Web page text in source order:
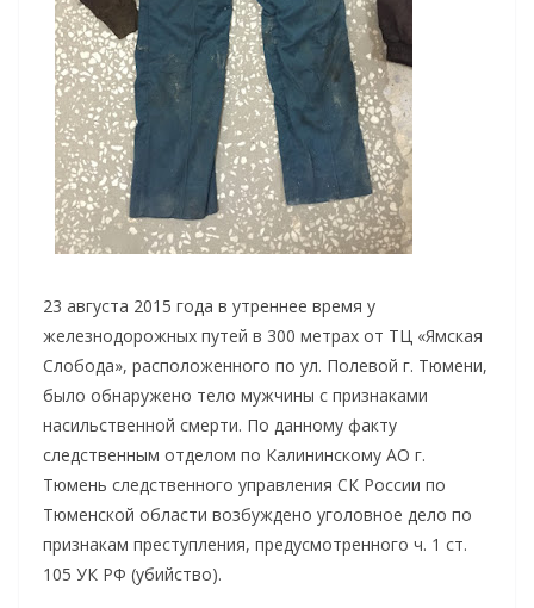
23 августа 2015 года в утреннее время у
железнодорожных путей в 300 метрах от ТЦ «Ямская
Слобода», расположенного по ул. Полевой г. Тюмени,
было обнаружено тело мужчины с признаками
насильственной смерти. По данному факту
следственным отделом по Калининскому АО г.
Тюмень следственного управления СК России по
Тюменской области возбуждено уголовное дело по
признакам преступления, предусмотренного ч. 1 ст.
105 УК РФ (убийство).